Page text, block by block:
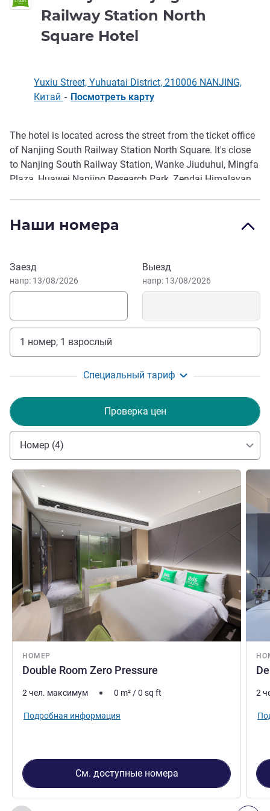
Railway Station North
Square Hotel
Yuxiu Street, Yuhuatai District, 210006 NANJING,
Китай - Посмотреть карту
Описание
The hotel is located across the street from the ticket office
of Nanjing South Railway Station North Square. It's close
to Nanjing South Railway Station, Wanke Jiuduhui, Mingfa
Plaza, Huawei Nanjing Research Park, Zendai Himalayan
Nanjing South Railway Station.
Наши номера
Забронировать этот отель
Заезд
напр: 13/08/2026
Выезд
напр: 13/08/2026
1 номер, 1 взрослый
Специальный тариф
Проверка цен
Номер (4)
НОМЕР
Double Room Zero Pressure
Подробная информация
2 чел. максимум 0 m²/0 sq ft
Подробная информация
См. доступные номера
2